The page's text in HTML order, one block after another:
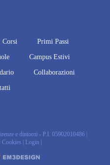
Corsi Primi Passi
Campus Estivi
Collaborazioni
e dintorni - P.I. 05902010486 |
Cookies Login